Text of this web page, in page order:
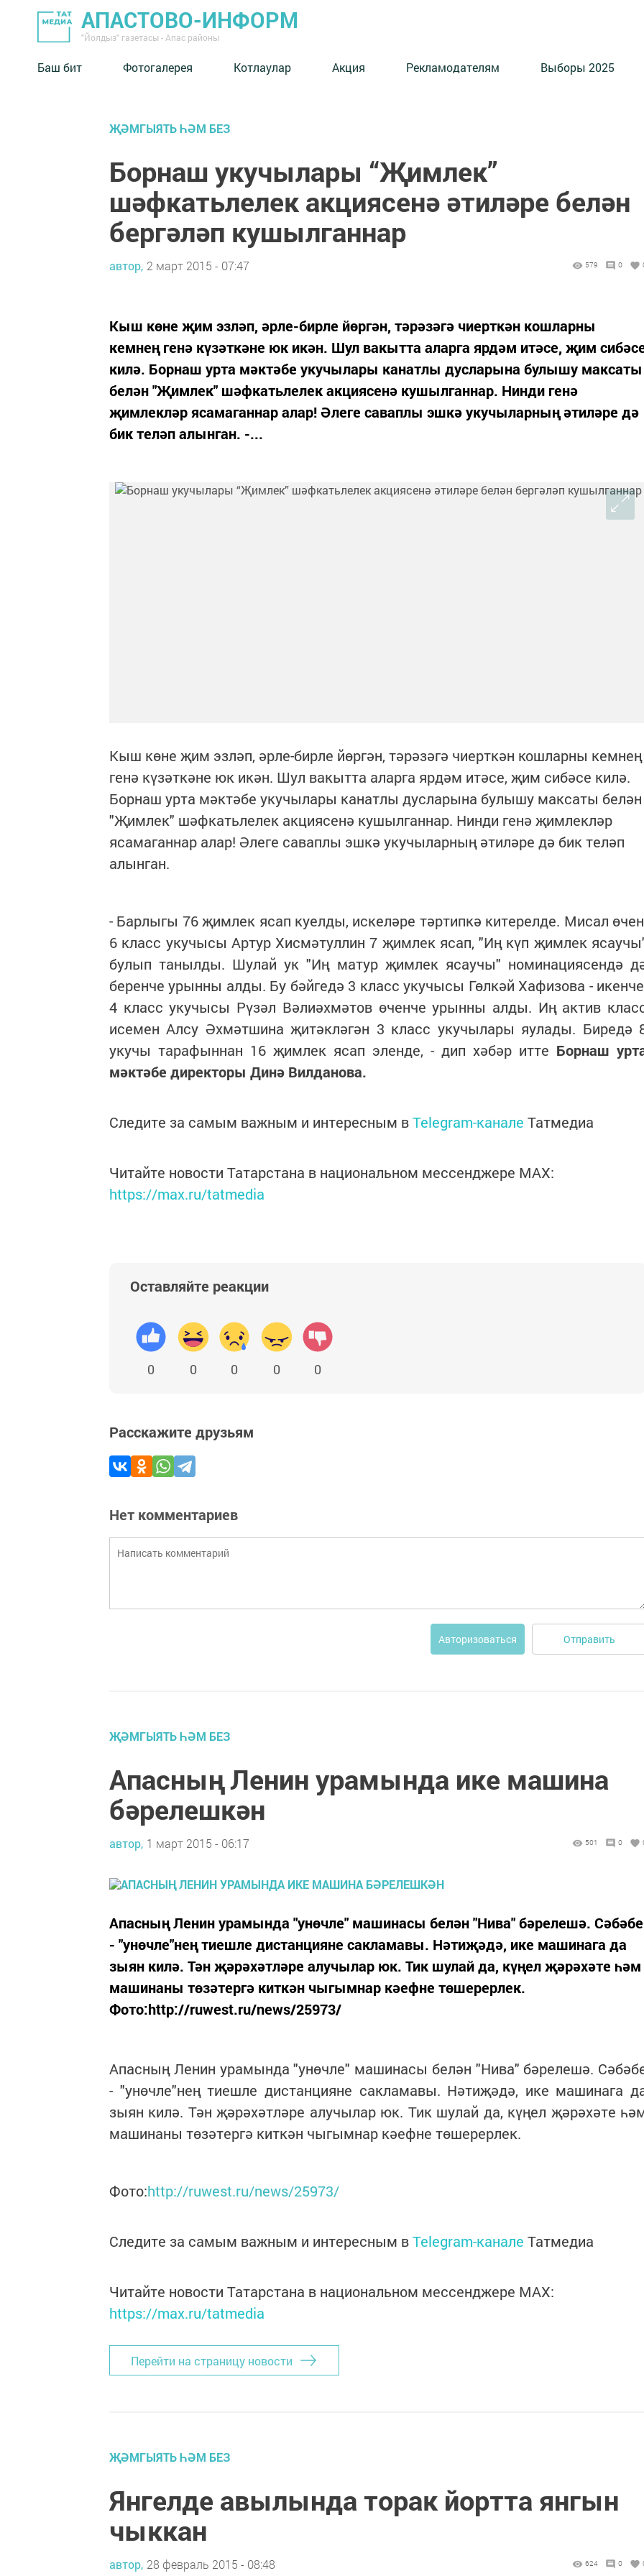
АПАСТОВО-ИНФОРМ
"Йолдыз" газетасы - Апас районы
Баш бит Фотогалерея Котлаулар Акция Рекламодателям Выборы 2025
ҖӘМГЫЯТЬ ҺӘМ БЕЗ
Борнаш укучылары “Җимлек”
шәфкатьлелек акциясенә әтиләре белән
бергәләп кушылганнар
автор, 2 март 2015 - 07:47 579 0
Кыш көне җим эзләп, әрле-бирле йөргән, тәрәзәгә чиерткән кошларны
кемнең генә күзәткәне юк икән. Шул вакытта аларга ярдәм итәсе, җим
килә. Борнаш урта мәктәбе укучылары канатлы дусларына булышу максаты
белән "Җимлек" шәфкатьлелек акциясенә кушылганнар. Нинди генә
җимлекләр ясамаганнар алар! Әлеге саваплы эшкә укучыларның әтиләре дә
бик теләп алынган. -...
Кыш көне җим эзләп, әрле-бирле йөргән, тәрәзәгә чиерткән кошларны кемнең
генә күзәткәне юк икән. Шул вакытта аларга ярдәм итәсе, җим сибәсе килә.
Борнаш урта мәктәбе укучылары канатлы дусларына булышу максаты белән
"Җимлек" шәфкатьлелек акциясенә кушылганнар. Нинди генә җимлекләр
ясамаганнар алар! Әлеге саваплы эшкә укучыларның әтиләре дә бик теләп
алынган.
- Барлыгы 76 җимлек ясап куелды, искеләре тәртипкә китерелде. Мисал
6 класс укучысы Артур Хисмәтуллин 7 җимлек ясап, "Иң күп җимлек
булып танылды. Шулай ук "Иң матур җимлек ясаучы" номинациясендә
беренче урынны алды. Бу бәйгедә 3 класс укучысы Гөлкәй Хафизова -
4 класс укучысы Рүзәл Вәлиәхмәтов өченче урынны алды. Иң актив
исемен Алсу Әхмәтшина җитәкләгән 3 класс укучылары яулады. Биредә
укучы тарафыннан 16 җимлек ясап эленде, - дип хәбәр итте Борнаш
мәктәбе директоры Динә Вилданова.
Следите за самым важным и интересным вTelegram-канале Татмедиа
Читайте новости Татарстана в национальном мессенджере MАХ:
https://max.ru/tatmedia
Оставляйте реакции
0 0 0 0 0
Расскажите друзьям
Нет комментариев
Авторизоваться Отправить
ҖӘМГЫЯТЬ ҺӘМ БЕЗ
Апасның Ленин урамында ике машина
бәрелешкән
автор, 1 март 2015 - 06:17 501 0
Апасның Ленин урамында "унөчле" машинасы белән "Нива" бәрелешә. Сәбәбе
- "унөчле"нең тиешле дистанцияне сакламавы. Нәтиҗәдә, ике машинага да
зыян килә. Тән җәрәхәтләре алучылар юк. Тик шулай да, күңел җәрәхәте һәм
машинаны төзәтергә киткән чыгымнар кәефне төшерерлек.
Фото:http://ruwest.ru/news/25973/
Апасның Ленин урамында "унөчле" машинасы белән "Нива" бәрелешә.
- "унөчле"нең тиешле дистанцияне сакламавы. Нәтиҗәдә, ике машинага
зыян килә. Тән җәрәхәтләре алучылар юк. Тик шулай да, күңел җәрәхәте
машинаны төзәтергә киткән чыгымнар кәефне төшерерлек.
Фото:http://ruwest.ru/news/25973/
Следите за самым важным и интересным вTelegram-канале Татмедиа
Читайте новости Татарстана в национальном мессенджере MАХ:
https://max.ru/tatmedia
Перейти на страницу новости
ҖӘМГЫЯТЬ ҺӘМ БЕЗ
Янгелде авылында торак йортта янгын
чыккан
автор, 28 февраль 2015 - 08:48 624 0